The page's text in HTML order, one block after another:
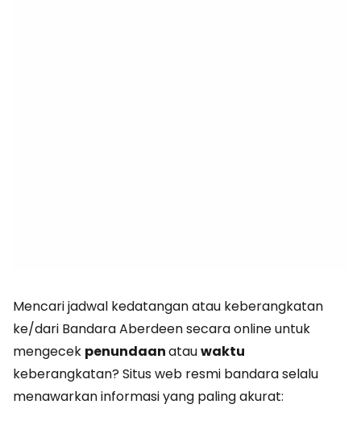
Mencari jadwal kedatangan atau keberangkatan
ke/dari Bandara Aberdeen secara online untuk
mengecek penundaanatauwaktu
keberangkatan? Situs web resmi bandara selalu
menawarkan informasi yang paling akurat: